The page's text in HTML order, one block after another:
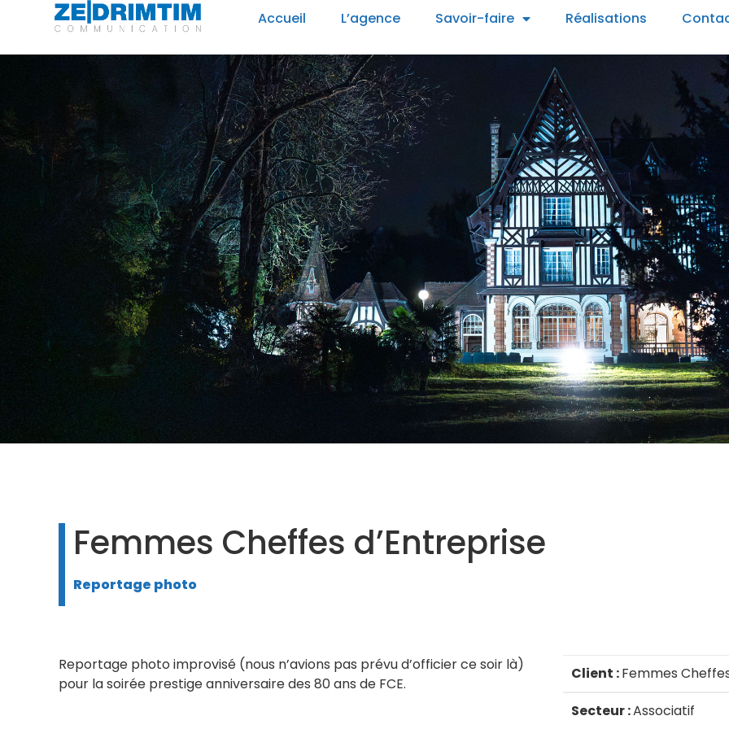
Accueil L’agence Savoir-faire Réalisations
Femmes Cheffes d’Entreprise
Reportage photo
Reportage photo improvisé (nous n’avions pas prévu d’officier ce soir là)
pour la soirée prestige anniversaire des 80 ans de FCE.
Client :Femmes
Secteur :Associatif
Panneau de gestion des cookies